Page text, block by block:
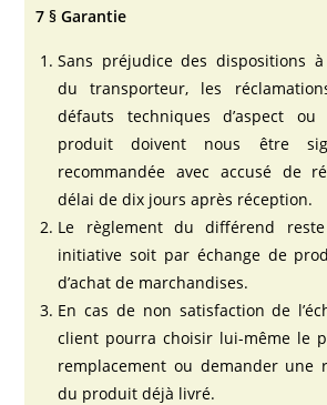
7 § Garantie
Sans préjudice des dispositions
du transporteur, les
défauts techniques d’aspect
produit doivent nous être
recommandée avec accusé de
délai de dix jours après réception.
Le règlement du différend
initiative soit par échange de
d’achat de marchandises.
En cas de non satisfaction de
client pourra choisir lui-même le
remplacement ou demander une
du produit déjà livré.